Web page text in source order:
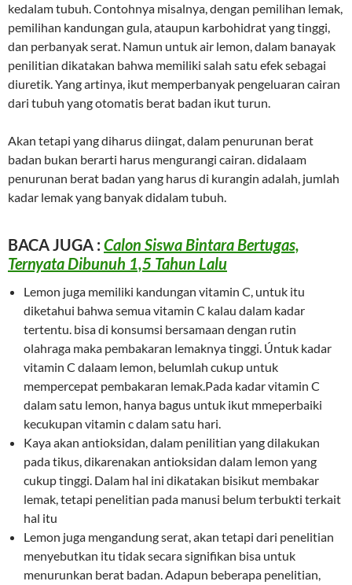
kedalam tubuh. Contohnya misalnya, dengan pemilihan lemak,
pemilihan kandungan gula, ataupun karbohidrat yang tinggi,
dan perbanyak serat. Namun untuk air lemon, dalam banayak
penilitian dikatakan bahwa memiliki salah satu efek sebagai
diuretik. Yang artinya, ikut memperbanyak pengeluaran cairan
dari tubuh yang otomatis berat badan ikut turun.
Akan tetapi yang diharus diingat, dalam penurunan berat
badan bukan berarti harus mengurangi cairan. didalaam
penurunan berat badan yang harus di kurangin adalah, jumlah
kadar lemak yang banyak didalam tubuh.
BACA JUGA : Calon Siswa Bintara Bertugas,
Ternyata Dibunuh 1,5 Tahun Lalu
Lemon juga memiliki kandungan vitamin C, untuk itu
diketahui bahwa semua vitamin C kalau dalam kadar
tertentu. bisa di konsumsi bersamaan dengan rutin
olahraga maka pembakaran lemaknya tinggi. Úntuk kadar
vitamin C dalaam lemon, belumlah cukup untuk
mempercepat pembakaran lemak.Pada kadar vitamin C
dalam satu lemon, hanya bagus untuk ikut mmeperbaiki
kecukupan vitamin c dalam satu hari.
Kaya akan antioksidan, dalam penilitian yang dilakukan
pada tikus, dikarenakan antioksidan dalam lemon yang
cukup tinggi. Dalam hal ini dikatakan bisikut membakar
lemak, tetapi penelitian pada manusi belum terbukti terkait
hal itu
Lemon juga mengandung serat, akan tetapi dari penelitian
menyebutkan itu tidak secara signifikan bisa untuk
menurunkan berat badan. Adapun beberapa penelitian,